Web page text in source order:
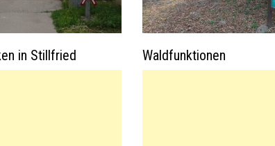
in Stillfried Waldfunktionen